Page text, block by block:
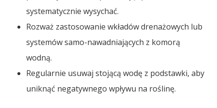
systematycznie wysychać.
Rozważ zastosowanie wkładów drenażowych lub
systemów samo-nawadniających z komorą
wodną.
Regularnie usuwaj stojącą wodę z podstawki, aby
uniknąć negatywnego wpływu na roślinę.